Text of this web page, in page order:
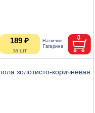
189 ₽
золотисто-коричневая